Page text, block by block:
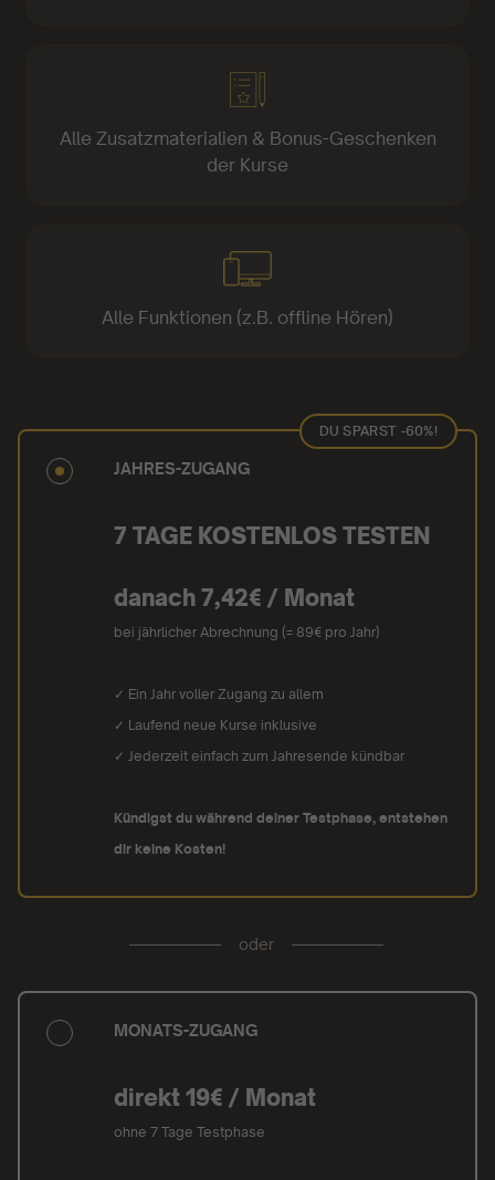
Alle Zusatzmaterialien & Bonus-Geschenken
der Kurse
Alle Funktionen (z.B. offline Hören)
JAHRES-ZUGANG
7 TAGE KOSTENLOS TESTEN
danach 7,42€ / Monat
bei jährlicher Abrechnung (= 89€ pro Jahr)
✓ Ein Jahr voller Zugang zu allem
✓ Laufend neue Kurse inklusive
✓ Jederzeit einfach zum Jahresende kündbar
Kündigst du während deiner Testphase, entstehen
dir keine Kosten!
DU SPARST -60%!
oder
MONATS-ZUGANG
direkt 19€ / Monat
ohne 7 Tage Testphase